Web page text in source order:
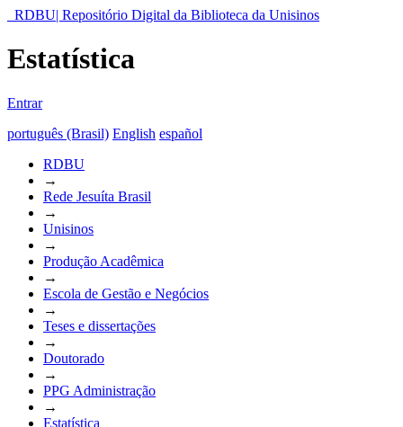
RDBU| Repositório Digital da Biblioteca da Unisinos
Estatística
Entrar
português (Brasil) English español
RDBU
→
Rede Jesuíta Brasil
→
Unisinos
→
Produção Acadêmica
→
Escola de Gestão e Negócios
→
Teses e dissertações
→
Doutorado
→
PPG Administração
→
Estatística